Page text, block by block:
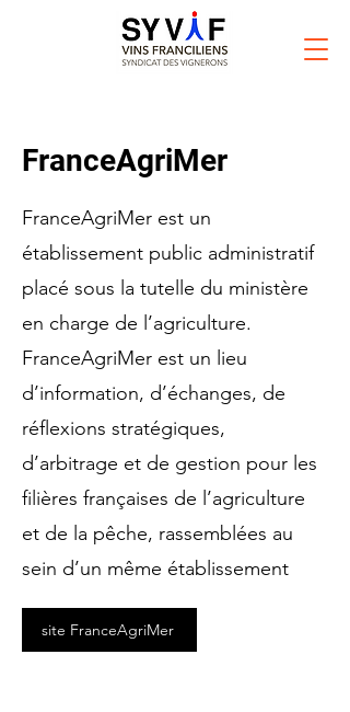
FranceAgriMer
FranceAgriMer est un
établissement public administratif
placé sous la tutelle du ministère
en charge de l’agriculture.
FranceAgriMer est un lieu
d’information, d’échanges, de
réflexions stratégiques,
d’arbitrage et de gestion pour les
filières françaises de l’agriculture
et de la pêche, rassemblées au
sein d’un même établissement
site FranceAgriMer